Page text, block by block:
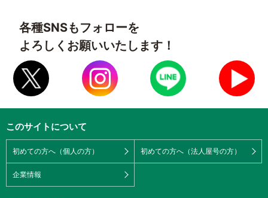
各種SNSもフォローを
よろしくお願いいたします！
このサイトについて
初めての方へ（個人の方） 初めての方へ（法人屋号の方）
企業情報